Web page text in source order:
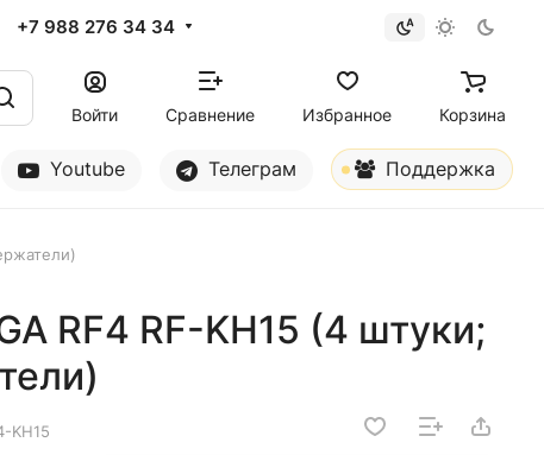
+7 988 276 34 34
Войти Сравнение Избранное Корзина
Youtube Телеграм Поддержка
RF4 RF-KH15 (4 штуки;
KH15